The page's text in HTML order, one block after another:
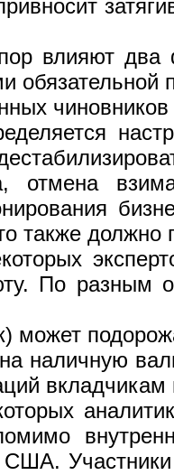
влияют
чиновников
отмена
также
По разным
может
наличную
США.